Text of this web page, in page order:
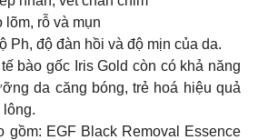
lõm, rỗ và mụn
Ph, độ đàn hồi và độ mịn của da.
bào gốc Iris Gold còn có khả năng
da căng bóng, trẻ hoá hiệu quả
lông.
gồm: EGF Black Removal Essence